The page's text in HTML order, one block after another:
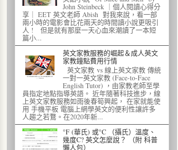
John Steinbeck ｜個人閱讀心得分
享｜ EET 英文老師 Abish 對我來說，看一部
兩小時的電影會比花兩天的時間讀小說更吸引
人 ! 但是就有那麼一天心血來潮讀了一本短
篇小...
英文家教服務的崛起＆成人英文
家教鐘點費用行情
英文家教 vs 線上英文家教 傳統
一對一英文家教 (Face-to-Face
English Tutor) ，由家教老師至學
員指定地點指導英語。 近年隨著科技進步，線
上英文家教服務如雨後春筍興起， 在家就能使
用 手機平板 電腦上網學英文的便利性讓許多
人趨之若鶩。在2020年新...
°F (華氏) 或°C （攝氏）溫度、
幾度C? 英文怎麼說？ （附 科普
懶人包）